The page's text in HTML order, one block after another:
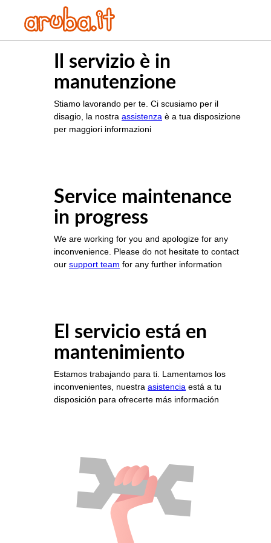
Il servizio è in
manutenzione
Stiamo lavorando per te. Ci scusiamo per il
disagio, la nostra assistenza è a tua disposizione
per maggiori informazioni
Service maintenance
in progress
We are working for you and apologize for any
inconvenience. Please do not hesitate to contact
our support team for any further information
El servicio está en
mantenimiento
Estamos trabajando para ti. Lamentamos los
inconvenientes, nuestra asistencia está a tu
disposición para ofrecerte más información